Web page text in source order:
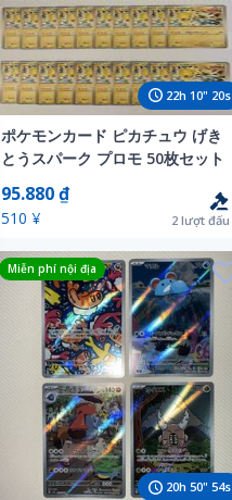
22h 10" 18s
ポケモンカード ピカチュウ げき
とうスパーク プロモ 50枚セット
95.880 ₫
510 ¥ 2 lượt đấu
20h50"52s
Miễn phí nội địa